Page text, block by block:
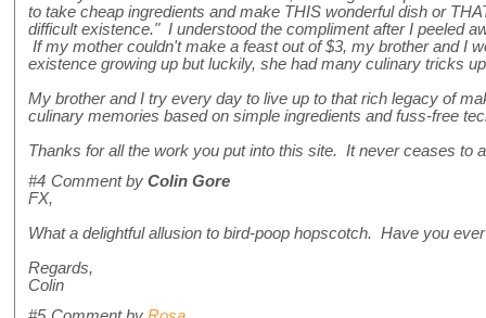
to take cheap ingredients and make THIS wonderful dish or
difficult existence." I understood the compliment after I peeled
If my mother couldn't make a feast out of $3, my brother and I
existence growing up but luckily, she had many culinary tricks
My brother and I try every day to live up to that rich legacy of
culinary memories based on simple ingredients and fuss-free
Thanks for all the work you put into this site. It never ceases to
#4 Comment by Colin Gore
FX,
What a delightful allusion to bird-poop hopscotch. Have you
Regards,
Colin